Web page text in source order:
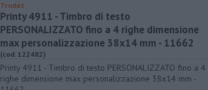
Trodat
Printy 4911 - Timbro di testo
PERSONALIZZATO fino a 4 righe dimensione
max personalizzazione 38x14 mm - 11662
(cod. 122482)
Printy 4911 - Timbro di testo PERSONALIZZATO fino a 4
righe dimensione max personalizzazione 38x14 mm -